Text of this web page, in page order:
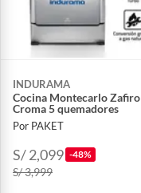
INDURAMA
Cocina Montecarlo Zafiro
Croma 5 quemadores
Por PAKET
S/ 2,099 -48%
S/ 3,999